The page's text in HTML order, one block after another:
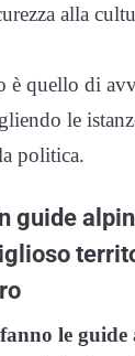
alla
è quello di
le
politica.
guide
le